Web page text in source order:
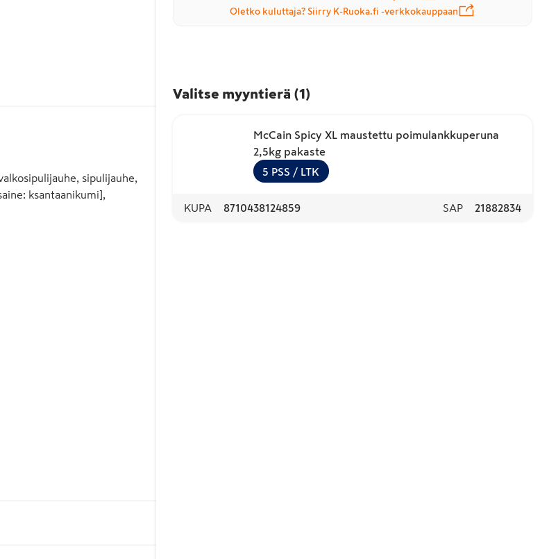
sipulijauhe,
ksantaanikumi],
Oletko kuluttaja? Siirry K-Ruoka.fi -verkkokauppaan
Valitse myyntierä (1 )
McCain Spicy XL maustettu poimulankkuperuna
2,5kg pakaste
5 PSS / LTK
KUPA 8710438124859 SAP 21882834